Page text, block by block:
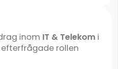
inom IT & Telekomi
rollen